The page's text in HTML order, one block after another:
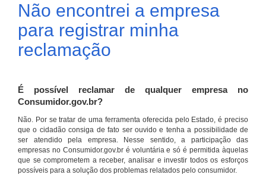
Não encontrei a empresa
para registrar minha
reclamação
É possível reclamar de qualquer empresa no
Consumidor.gov.br?
Não. Por se tratar de uma ferramenta oferecida pelo Estado, é preciso
que o cidadão consiga de fato ser ouvido e tenha a possibilidade de
ser atendido pela empresa. Nesse sentido, a participação das
empresas no Consumidor.gov.br é voluntária e só é permitida àquelas
que se comprometem a receber, analisar e investir todos os esforços
possíveis para a solução dos problemas relatados pelo consumidor.